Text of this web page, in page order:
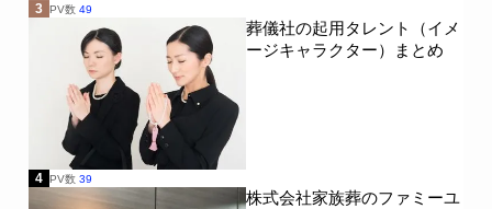
3 PV数 49
葬儀社の起用タレント（イメ
ージキャラクター）まとめ
4 PV数 39
株式会社家族葬のファミーユ